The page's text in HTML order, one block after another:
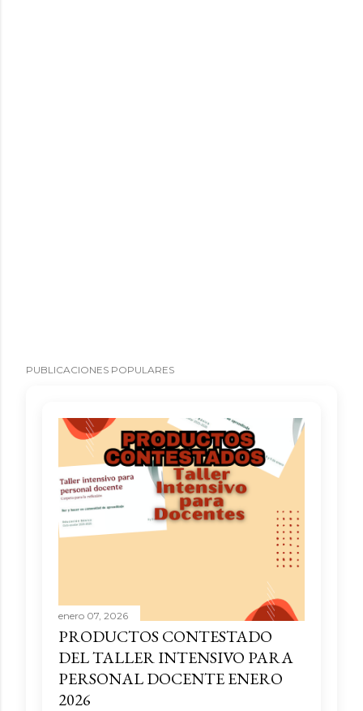
PUBLICACIONES POPULARES
enero 07, 2026
PRODUCTOS CONTESTADO
DEL TALLER INTENSIVO PARA
PERSONAL DOCENTE ENERO
2026